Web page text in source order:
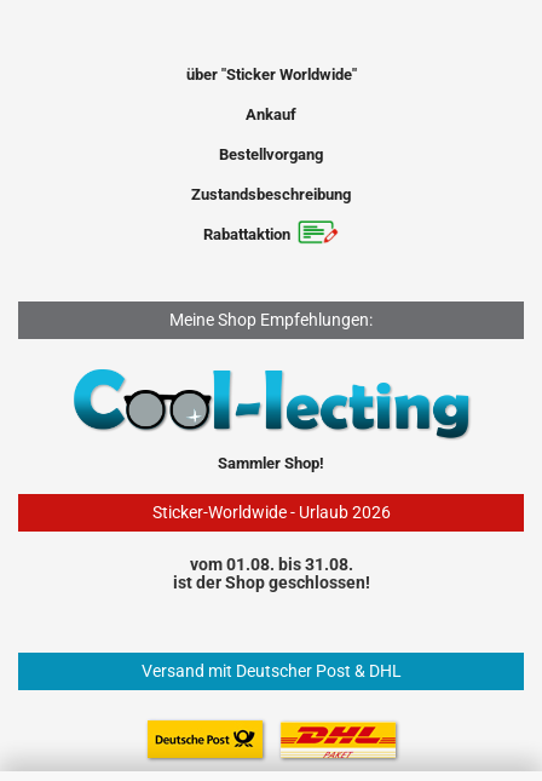
über "Sticker Worldwide"
Ankauf
Bestellvorgang
Zustandsbeschreibung
Rabattaktion
Meine Shop Empfehlungen:
Sammler Shop!
Sticker-Worldwide - Urlaub 2026
vom 01.08. bis 31.08.
ist der Shop geschlossen!
Versand mit Deutscher Post & DHL